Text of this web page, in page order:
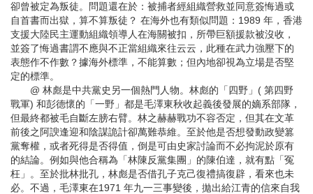
卻曾被定為叛徒。問題還在於：被捕者經組織營救並同意簽悔過或
自首書而出獄，算不算叛徒？ 在海外也有類似問題：1989 年，香港
支援大陸民主運動組織領導人在海關被扣，所帶巨額援款被沒收，
並簽了悔過書謂不應與不正當組織來往云云，此種在武力強壓下的
表態作不作數？據海外標準，不能算數；但內地卻視為立場是否堅
定的標準。
@ 林彪是中共黨史另一個熱門人物。林彪的「四野」( 第四野
戰軍) 和彭德懷的「一野」都是毛澤東秋收起義後發展的嫡系部隊，
但最終都被毛自斷左膀右臂。林之赫赫戰功不容否定，但其在文革
前後之阿諛逢迎和陰謀詭計卻萬難恭維。至於他是否想發動政變篡
黨奪權，或者死得是否得值，倒是可由史家討論而不必拘泥於原有
的結論。例如與他合稱為「林陳反黨集團」的陳伯達，就有點「冤
枉」。至於批林批孔，林彪是否借孔子克己復禮搞復辟，看來也未
必。不過，毛澤東在1971 年九一三事變後，拋出給江青的信來自我